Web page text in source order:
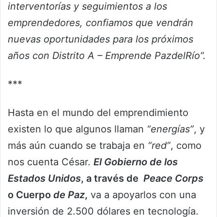
interventorías y seguimientos a los
emprendedores, confiamos que vendrán
nuevas oportunidades para los próximos
años con Distrito A – Emprende PazdelRío”.
***
Hasta en el mundo del emprendimiento
existen lo que algunos llaman “energías”, y
más aún cuando se trabaja en “red”, como
nos cuenta César. El Gobierno de los
Estados Unidos, a través de Peace Corps
o Cuerpo de Paz, va a apoyarlos con una
inversión de 2.500 dólares en tecnología.